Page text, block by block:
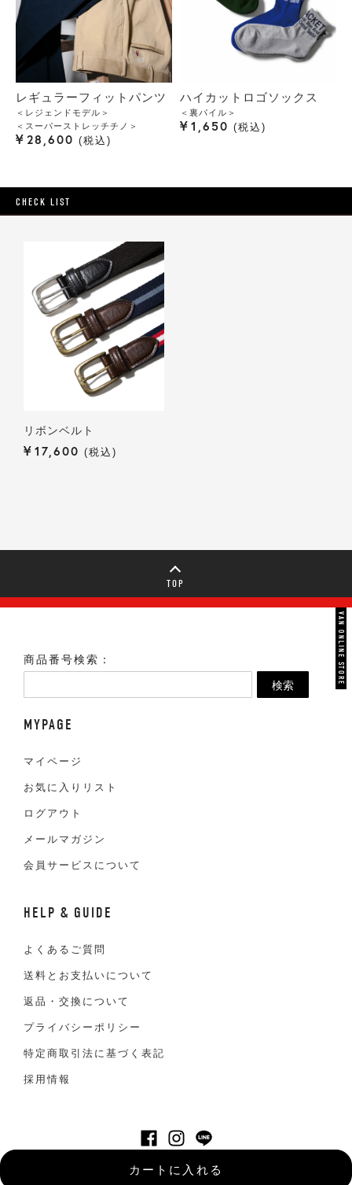
カートに入れる
レギュラーフィットパンツ
＜レジェンドモデル＞
＜スーパーストレッチチノ＞
¥ 28,600 税込
ハイカットロゴソックス
＜裏パイル＞
¥ 1,650 税込
CHECK LIST
リボンベルト
¥ 17,600 税込
TOP
商品番号検索：
検索
MYPAGE
マイページ
お気に入りリスト
ログアウト
メールマガジン
会員サービスについて
HELP & GUIDE
よくあるご質問
送料とお支払いについて
返品・交換について
プライバシーポリシー
特定商取引法に基づく表記
採用情報
©VAN JACKET INC. All Right reserved
VAN ONLINE STORE